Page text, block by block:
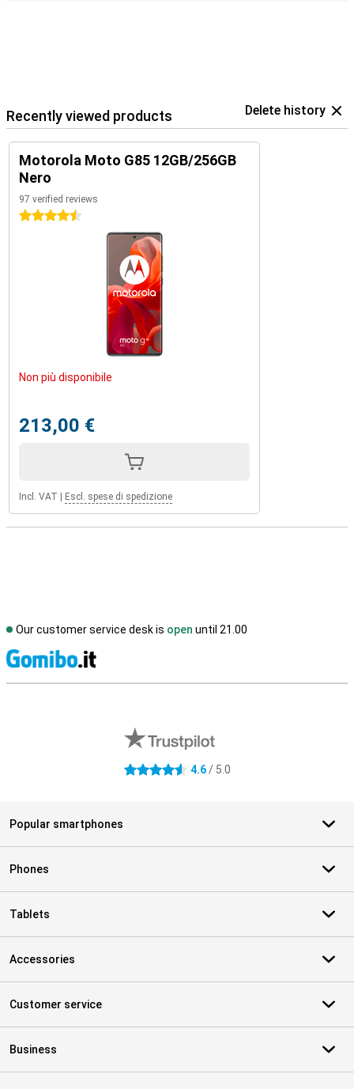
Recently viewed products Delete history
Motorola Moto G85 12GB/256GB
Nero
97 verified reviews
4.5 stars
Non più disponibile
213,00 €
Incl. VAT Escl. spese di spedizione
Our customer service desk is open until 21.00
4.6 stars 4.6/ 5.0
Popular smartphones
Phones
Tablets
Accessories
Customer service
Business